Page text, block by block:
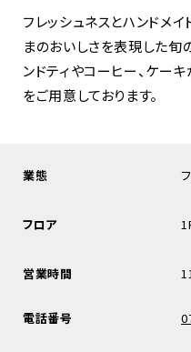
フレッシュネスとハンドメ
まのおいしさを表現した旬
ンドティやコーヒー、ケー
をご用意しております。
業態
フロア
営業時間
電話番号